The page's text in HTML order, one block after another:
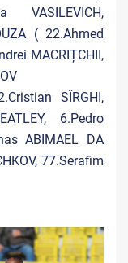
VASILEVICH,
( 22.Ahmed
MACRIȚCHII,
SÎRGHI,
6.Pedro
ABIMAEL DA
77.Serafim